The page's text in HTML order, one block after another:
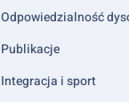
Odpowiedzialność
Publikacje
Integracja i sport